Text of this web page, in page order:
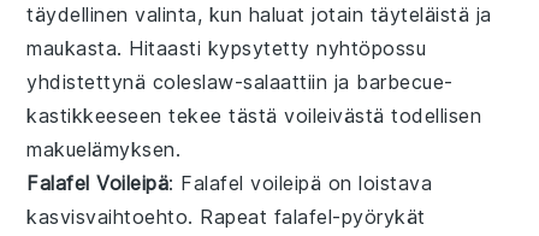
täydellinen valinta, kun haluat jotain täyteläistä ja
maukasta. Hitaasti kypsytettynyhtöpossu
yhdistettynä coleslaw-salaattiin ja barbecue-
kastikkeeseen tekee tästä voileivästä todellisen
makuelämyksen.
Falafel Voileipä: Falafel voileipä on loistava
kasvisvaihtoehto. Rapeat falafel-pyörykät